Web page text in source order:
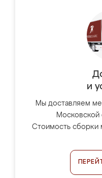
и
Мы доставляем
Московской
Стоимость сборки